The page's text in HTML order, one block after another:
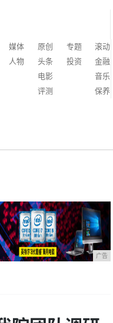
媒体 原创 专题
滚动
人物 头条 投资
金融
电影
音乐
评测
保养
广告